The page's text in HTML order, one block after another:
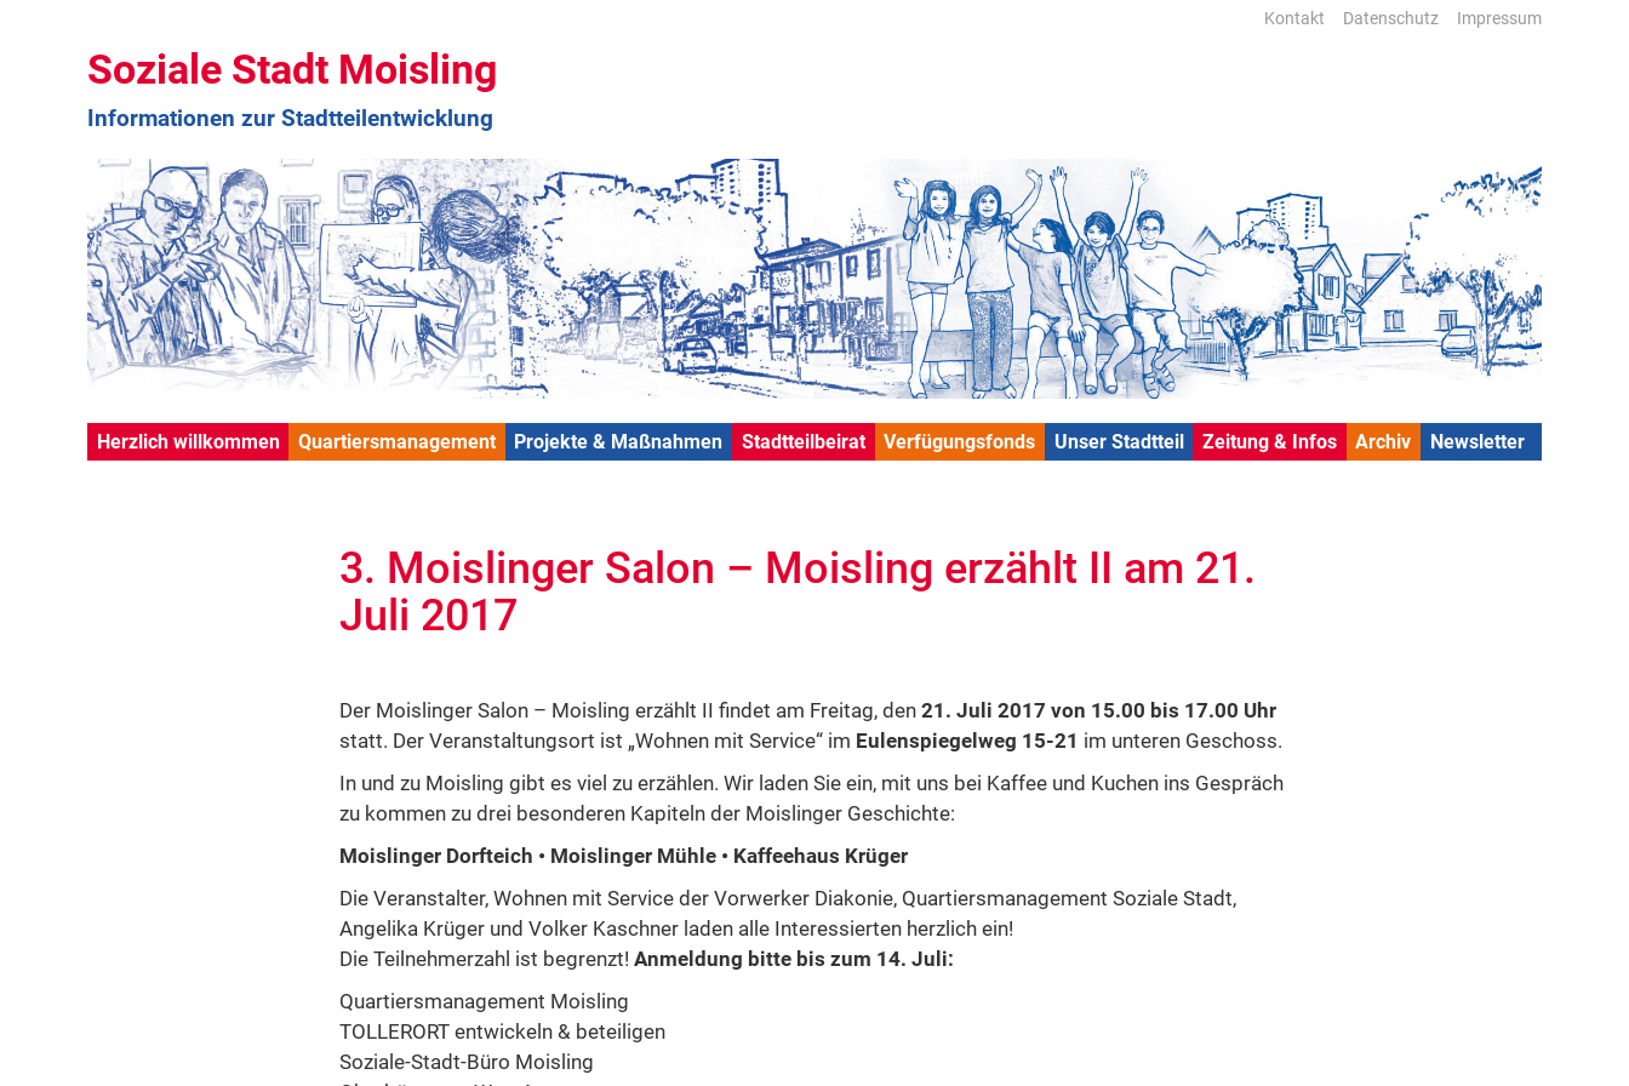
Kontakt Datenschutz Impressum
Soziale Stadt Moisling
Informationen zur Stadtteilentwicklung
Herzlich willkommen Quartiersmanagement Projekte & Maßnahmen Stadtteilbeirat Verfügungsfonds Unser Stadtteil Zeitung & Infos Archiv Newsletter
3. Moislinger Salon – Moisling erzählt II am 21.
Juli 2017
Der Moislinger Salon – Moisling erzählt II findet am Freitag, den 21. Juli 2017 von 15.00 bis 17.00 Uhr
statt. Der Veranstaltungsort ist „Wohnen mit Service“ im Eulenspiegelweg 15-21 im unteren Geschoss.
In und zu Moisling gibt es viel zu erzählen. Wir laden Sie ein, mit uns bei Kaffee und Kuchen ins Gespräch
zu kommen zu drei besonderen Kapiteln der Moislinger Geschichte:
Moislinger Dorfteich • Moislinger Mühle • Kaffeehaus Krüger
Die Veranstalter, Wohnen mit Service der Vorwerker Diakonie, Quartiersmanagement Soziale Stadt,
Angelika Krüger und Volker Kaschner laden alle Interessierten herzlich ein!
Die Teilnehmerzahl ist begrenzt! Anmeldung bitte bis zum 14. Juli:
Quartiersmanagement Moisling
TOLLERORT entwickeln & beteiligen
Soziale-Stadt-Büro Moisling